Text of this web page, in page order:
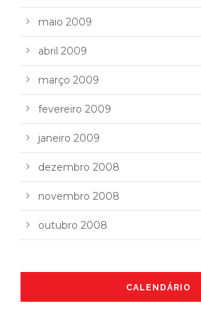
maio 2009
abril 2009
março 2009
fevereiro 2009
janeiro 2009
dezembro 2008
novembro 2008
outubro 2008
CALENDÁRIO